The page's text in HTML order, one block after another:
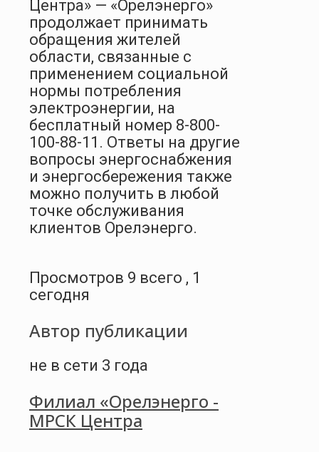
Центра» — «Орелэнерго»
продолжает принимать
обращения жителей
области, связанные с
применением социальной
нормы потребления
электроэнергии, на
бесплатный номер 8-800-
100-88-11. Ответы на другие
вопросы энергоснабжения
и энергосбережения также
можно получить в любой
точке обслуживания
клиентов Орелэнерго.
Просмотров 9 всего , 1
сегодня
Автор публикации
не в сети 3 года
Филиал «Орелэнерго -
МРСК Центра